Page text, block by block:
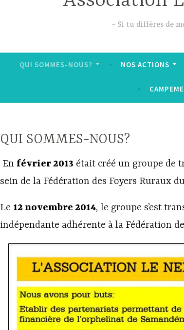
Si tu diffères de
QUI SOMMES-NOUS? NOS ACTIONS
QUI SOMMES-NOUS?
En février 2013 était créé un groupe de
sein de la Fédération des Foyers Ruraux
Le 12 novembre 2014, le groupe s’est
indépendante adhérente à la Fédération